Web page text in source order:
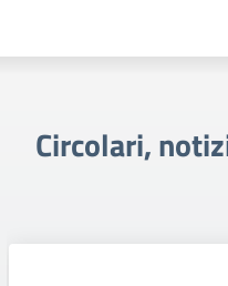
Circolari,